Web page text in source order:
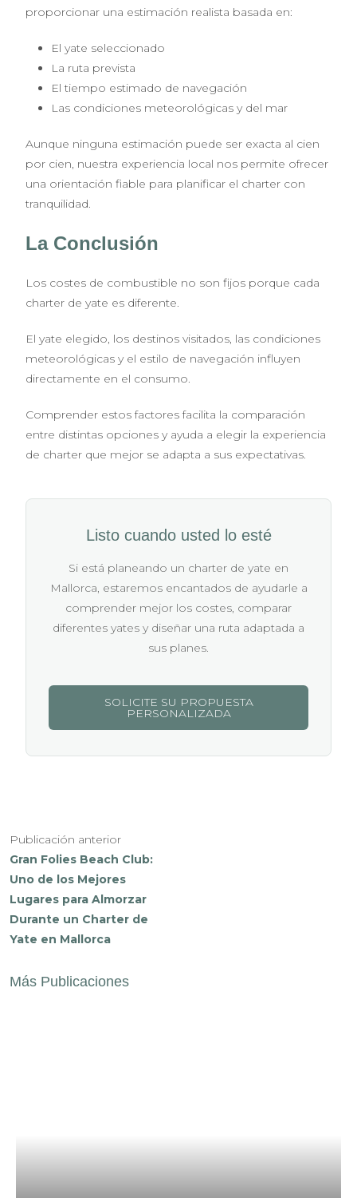
proporcionar una estimación realista basada en:
El yate seleccionado
La ruta prevista
El tiempo estimado de navegación
Las condiciones meteorológicas y del mar
Aunque ninguna estimación puede ser exacta al cien
por cien, nuestra experiencia local nos permite ofrecer
una orientación fiable para planificar el charter con
tranquilidad.
La Conclusión
Los costes de combustible no son fijos porque cada
charter de yate es diferente.
El yate elegido, los destinos visitados, las condiciones
meteorológicas y el estilo de navegación influyen
directamente en el consumo.
Comprender estos factores facilita la comparación
entre distintas opciones y ayuda a elegir la experiencia
de charter que mejor se adapta a sus expectativas.
Listo cuando usted lo esté
Si está planeando un charter de yate en
Mallorca, estaremos encantados de ayudarle a
comprender mejor los costes, comparar
diferentes yates y diseñar una ruta adaptada a
sus planes.
SOLICITE SU PROPUESTA
PERSONALIZADA
Publicación anterior
Gran Folies Beach Club:
Uno de los Mejores
Lugares para Almorzar
Durante un Charter de
Yate en Mallorca
Más Publicaciones